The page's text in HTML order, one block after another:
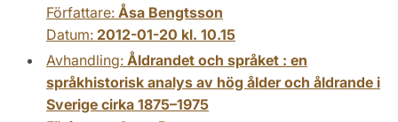
Författare: Åsa Bengtsson
Datum: 2012-01-20 kl. 10.15
Avhandling: Åldrandet och språket : en
språkhistorisk analys av hög ålder och åldrande i
Sverige cirka 1875–1975